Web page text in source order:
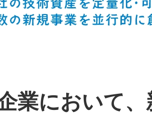
業において